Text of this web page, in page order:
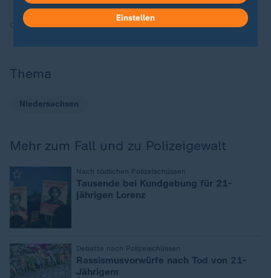
Quelle:
Thema
Niedersachsen
Mehr zum Fall und zu Polizeigewalt
Nach tödlichen Polizeischüssen
Tausende bei Kundgebung für 21-
jährigen Lorenz
Debatte nach Polizeischüssen
:
Rassismusvorwürfe nach Tod von 21-
Jährigem
Einstellen